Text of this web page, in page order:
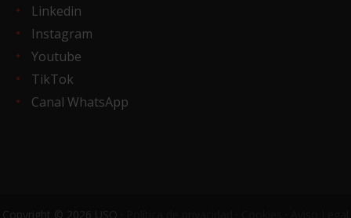
Linkedin
Instagram
Youtube
TikTok
Canal WhatsApp
Copyright © 2026 USO ·